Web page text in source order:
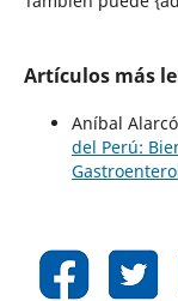
Artículos más
Aníbal
del Perú: